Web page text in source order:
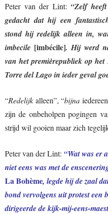
Peter van der Lint: “Zelf
gedacht dat hij een
stond hij redelijk alleen in,
imbecile [imbécile]. Hij werd
van het premièrepubliek op
Torre del Lago in ieder geval
“Redelijk alleen”, “bijna
zijn de onbeholpen pogingen
strijd wil gooien maar zich
Peter van der Lint: “Wat was er
niet eens was met de
La Bohème, legde hij de zaal
bond vervolgens uit protest een
dirigeerde de kijk-mij-eens-